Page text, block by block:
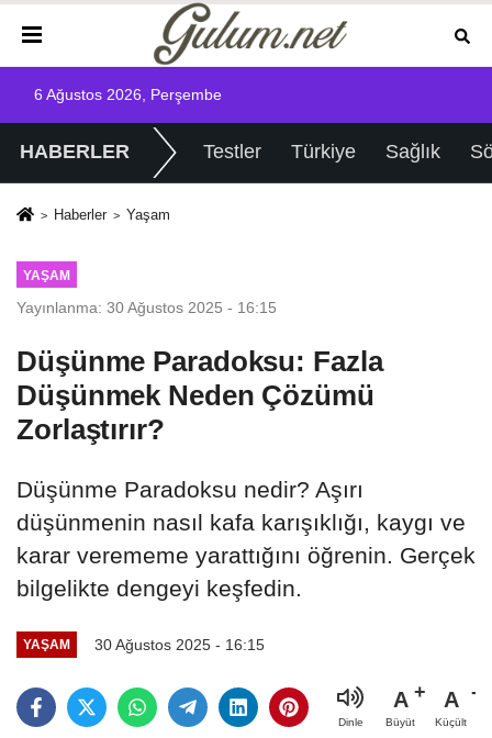
6 Ağustos 2026, Perşembe
HABERLER Testler Türkiye Sağlık
Haberler Yaşam
YAŞAM
Yayınlanma: 30 Ağustos 2025 - 16:15
Düşünme Paradoksu: Fazla
Düşünmek Neden Çözümü
Zorlaştırır?
Düşünme Paradoksu nedir? Aşırı
düşünmenin nasıl kafa karışıklığı, kaygı ve
karar verememe yarattığını öğrenin. Gerçek
bilgelikte dengeyi keşfedin.
YAŞAM 30 Ağustos 2025 - 16:15
Dinle
A
Büyüt
A
Küçült